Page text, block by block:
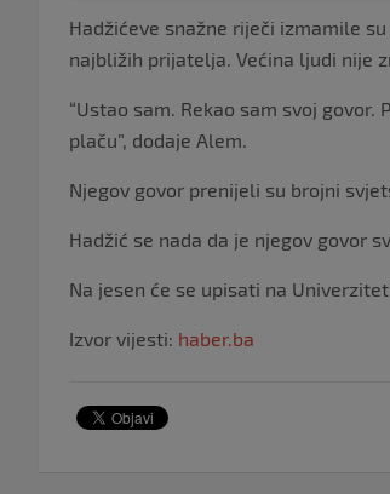
Hadžićeve snažne riječi izmamile
najbližih prijatelja. Većina ljudi nije
“Ustao sam. Rekao sam svoj
plaču”, dodaje Alem.
Njegov govor prenijeli su brojni
Hadžić se nada da je njegov govor
Na jesen će se upisati na
Izvor vijesti: haber.ba